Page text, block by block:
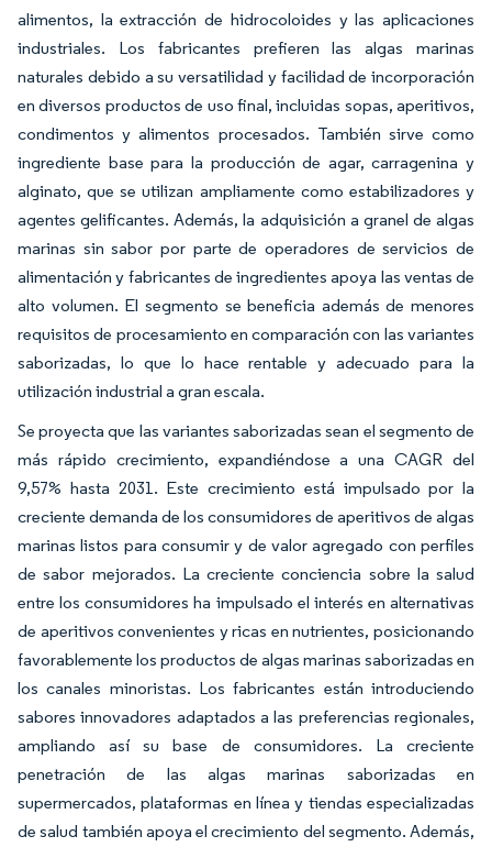
alimentos, la extracción de hidrocoloides y las aplicaciones
industriales. Los fabricantes prefieren las algas marinas
naturales debido a su versatilidad y facilidad de incorporación
en diversos productos de uso final, incluidas sopas, aperitivos,
condimentos y alimentos procesados. También sirve como
ingrediente base para la producción de agar, carragenina y
alginato, que se utilizan ampliamente como estabilizadores y
agentes gelificantes. Además, la adquisición a granel de algas
marinas sin sabor por parte de operadores de servicios de
alimentación y fabricantes de ingredientes apoya las ventas de
alto volumen. El segmento se beneficia además de menores
requisitos de procesamiento en comparación con las variantes
saborizadas, lo que lo hace rentable y adecuado para la
utilización industrial a gran escala.
Se proyecta que las variantes saborizadas sean el segmento de
más rápido crecimiento, expandiéndose a una CAGR del
9,57% hasta 2031. Este crecimiento está impulsado por la
creciente demanda de los consumidores de aperitivos de algas
marinas listos para consumir y de valor agregado con perfiles
de sabor mejorados. La creciente conciencia sobre la salud
entre los consumidores ha impulsado el interés en alternativas
de aperitivos convenientes y ricas en nutrientes, posicionando
favorablemente los productos de algas marinas saborizadas en
los canales minoristas. Los fabricantes están introduciendo
sabores innovadores adaptados a las preferencias regionales,
ampliando así su base de consumidores. La creciente
penetración de las algas marinas saborizadas en
supermercados, plataformas en línea y tiendas especializadas
de salud también apoya el crecimiento del segmento. Además,